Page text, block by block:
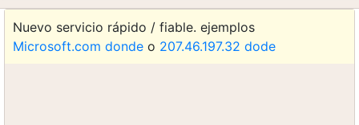
Nuevo servicio rápido / fiable. ejemplos
Microsoft.com donde o 207.46.197.32 dode